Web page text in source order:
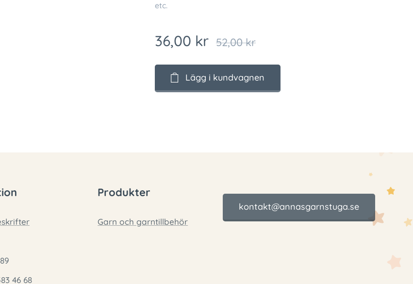
etc.
36,00 kr 52,00kr
Lägg i kundvagnen
46 68
Produkter
Garn och garntillbehör
kontakt@annasgarnstuga.se